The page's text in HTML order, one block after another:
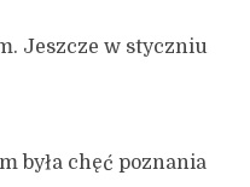
Jeszcze w styczniu
była chęć poznania